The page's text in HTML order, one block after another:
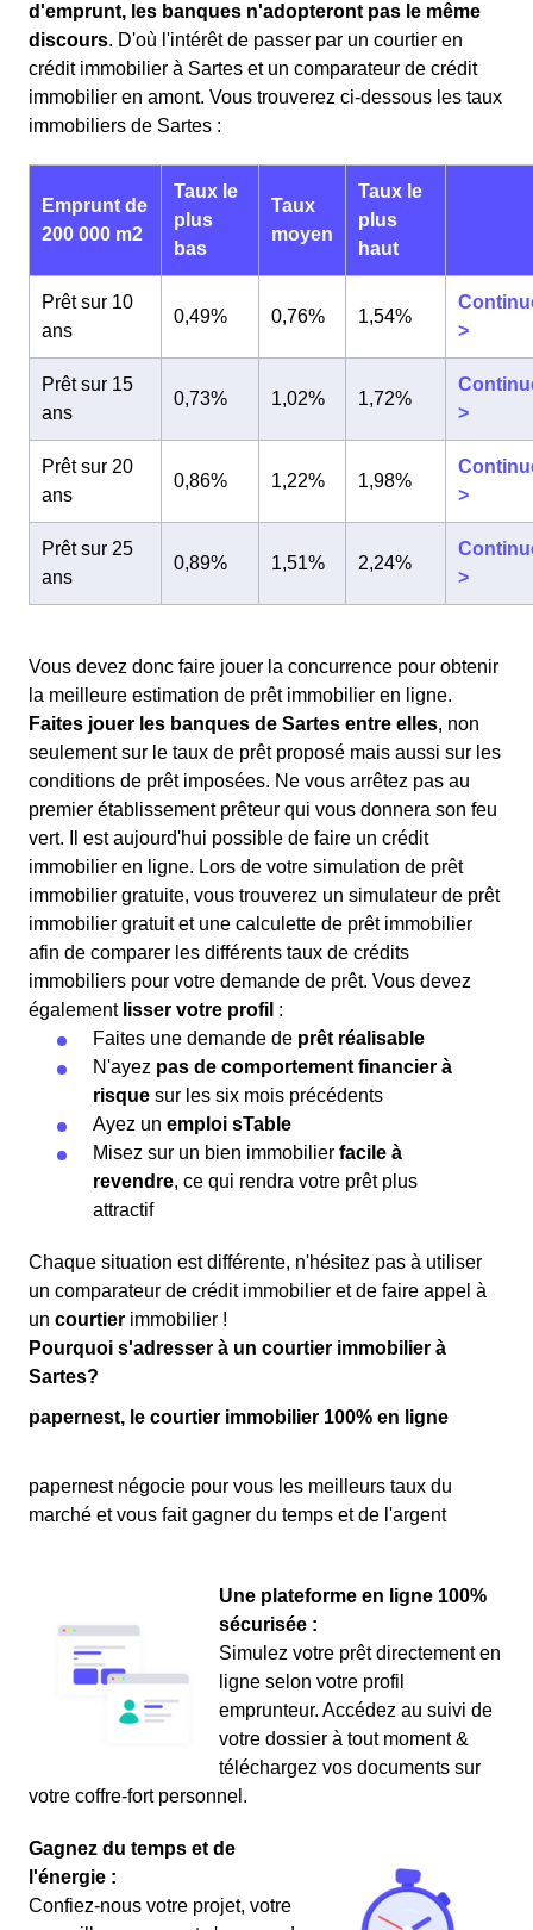
d'emprunt, les banques n'adopteront pas le même
discours. D'où l'intérêt de passer par un courtier en
crédit immobilier à Sartes et un comparateur de crédit
immobilier en amont. Vous trouverez ci-dessous les taux
immobiliers de Sartes :
Emprunt de
200 000 m2
Taux le
plus
bas
Taux
moyen
Taux le
plus
haut
Prêt sur 10
ans
0,49% 0,76% 1,54%
>
Prêt sur 15
ans
0,73% 1,02% 1,72%
>
Prêt sur 20
ans
0,86% 1,22% 1,98%
>
Prêt sur 25
ans
0,89% 1,51% 2,24%
>
Vous devez donc faire jouer la concurrence pour obtenir
la meilleure estimation de prêt immobilier en ligne.
Faites jouer les banques de Sartes entre elles, non
seulement sur le taux de prêt proposé mais aussi sur les
conditions de prêt imposées. Ne vous arrêtez pas au
premier établissement prêteur qui vous donnera son feu
vert. Il est aujourd'hui possible de faire un crédit
immobilier en ligne. Lors de votre simulation de prêt
immobilier gratuite, vous trouverez un simulateur de prêt
immobilier gratuit et une calculette de prêt immobilier
afin de comparer les différents taux de crédits
immobiliers pour votre demande de prêt. Vous devez
également lisser votre profil :
Faites une demande de prêt réalisable
N'ayez pas de comportement financier à
risque sur les six mois précédents
Ayez un emploi sTable
Misez sur un bien immobilier facile à
revendre, ce qui rendra votre prêt plus
attractif
Chaque situation est différente, n'hésitez pas à utiliser
un comparateur de crédit immobilier et de faire appel à
un courtier immobilier !
Pourquoi s'adresser à un courtier immobilier à
Sartes?
papernest, le courtier immobilier 100% en ligne
papernest négocie pour vous les meilleurs taux du
marché et vous fait gagner du temps et de l'argent
Une plateforme en ligne 100%
sécurisée :
Simulez votre prêt directement en
ligne selon votre profil
emprunteur. Accédez au suivi de
votre dossier à tout moment &
téléchargez vos documents sur
votre coffre-fort personnel.
Gagnez du temps et de
l'énergie :
Confiez-nous votre projet, votre